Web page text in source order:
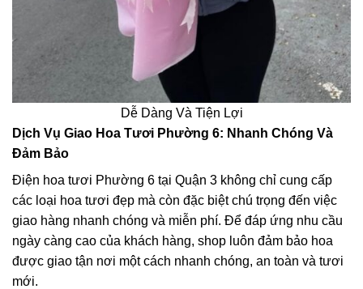
Dễ Dàng Và Tiện Lợi
Dịch Vụ Giao Hoa Tươi Phường 6: Nhanh Chóng Và
Đảm Bảo
Điện hoa tươi Phường 6 tại Quận 3 không chỉ cung cấp
các loại hoa tươi đẹp mà còn đặc biệt chú trọng đến việc
giao hàng nhanh chóng và miễn phí. Để đáp ứng nhu cầu
ngày càng cao của khách hàng, shop luôn đảm bảo hoa
được giao tận nơi một cách nhanh chóng, an toàn và tươi
mới.